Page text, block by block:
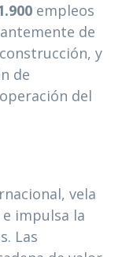
empleos
de
y
de
del
vela
impulsa la
Las